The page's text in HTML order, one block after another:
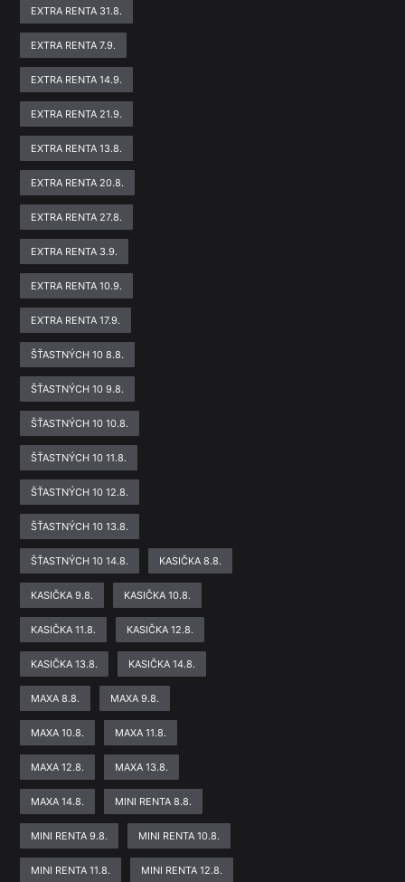
EXTRA RENTA 31.8.
EXTRA RENTA 7.9.
EXTRA RENTA 14.9.
EXTRA RENTA 21.9.
EXTRA RENTA 13.8.
EXTRA RENTA 20.8.
EXTRA RENTA 27.8.
EXTRA RENTA 3.9.
EXTRA RENTA 10.9.
EXTRA RENTA 17.9.
ŠŤASTNÝCH 10 8.8.
ŠŤASTNÝCH 10 9.8.
ŠŤASTNÝCH 10 10.8.
ŠŤASTNÝCH 10 11.8.
ŠŤASTNÝCH 10 12.8.
ŠŤASTNÝCH 10 13.8.
ŠŤASTNÝCH 10 14.8. KASIČKA 8.8.
KASIČKA 9.8. KASIČKA 10.8.
KASIČKA 11.8. KASIČKA 12.8.
KASIČKA 13.8. KASIČKA 14.8.
MAXA 8.8. MAXA 9.8.
MAXA 10.8. MAXA 11.8.
MAXA 12.8. MAXA 13.8.
MAXA 14.8. MINI RENTA 8.8.
MINI RENTA 9.8. MINI RENTA 10.8.
MINI RENTA 11.8. MINI RENTA 12.8.